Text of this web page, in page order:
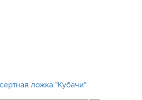
ложка "Кубачи"